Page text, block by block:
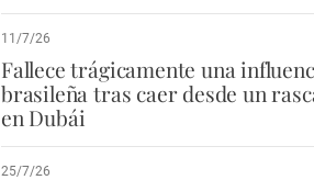
11/7/26
Fallece trágicamente una
brasileña tras caer desde un
en Dubái
25/7/26